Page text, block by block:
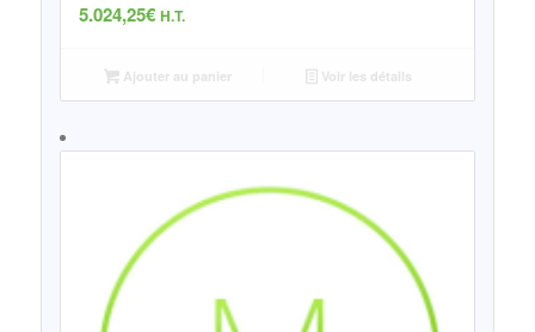
5.024,25€ H.T.
Ajouter au panier Voir les détails